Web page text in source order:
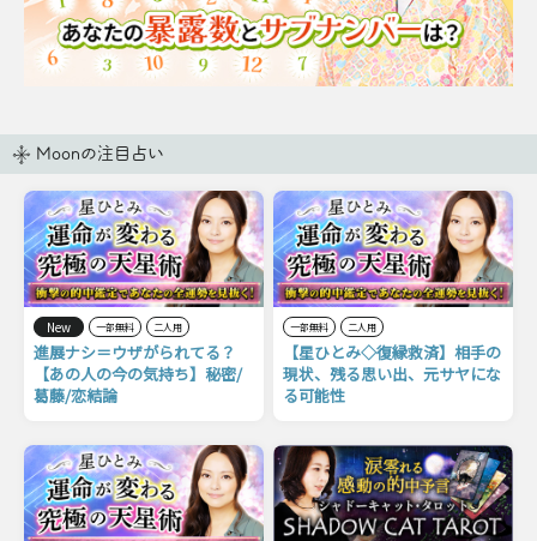
Moonの注目占い
New 一部無料 二人用
進展ナシ＝ウザがられてる？
【あの人の今の気持ち】秘密/
葛藤/恋結論
一部無料 二人用
【星ひとみ◇復縁救済】相手の
現状、残る思い出、元サヤにな
る可能性